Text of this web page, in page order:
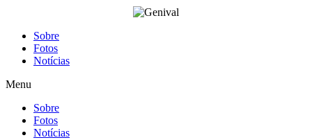
conteúdo
Sobre
Fotos
Notícias
Menu
Sobre
Fotos
Notícias